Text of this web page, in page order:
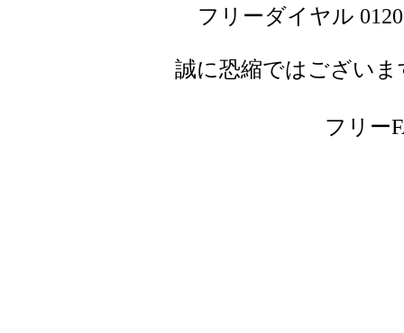
フリーダイヤル
誠に恐縮ではござい
フリー